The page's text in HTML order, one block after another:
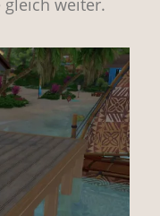
gleich weiter.